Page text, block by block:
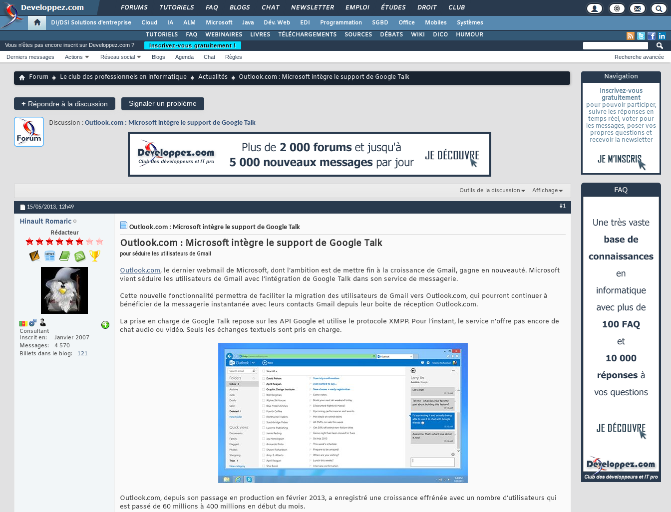
FORUMS TUTORIELS FAQ BLOGS CHAT NEWSLETTER EMPLOI ÉTUDES DROIT CLUB
DI/DSI Solutions d'entreprise Cloud IA ALM Microsoft Java Dév. Web EDI Programmation SGBD Office Mobiles
Systèmes
TUTORIELS
FAQ WEBINAIRES LIVRES TÉLÉCHARGEMENTS SOURCES DÉBATS WIKI DICO HUMOUR
Navigation
Inscrivez-vous
gratuitement
pour pouvoir participer,
suivre les réponses en
temps réel, voter pour
les messages, poser vos
propres questions et
recevoir la newsletter
Vous n'êtes pas encore inscrit sur Developpez.com ?
Inscrivez-vous gratuitement !
Derniers messages
Actions Réseau social Blogs Agenda Chat Règles Recherche avancée
Forum Le club des professionnels en informatique Actualités Outlook.com : Microsoft intègre le support de Google Talk
+ Répondre à la discussion Signaler un problème
Discussion : Outlook.com : Microsoft intègre le support de Google Talk
Outils de la discussion Affichage
15/05/2013, 12h49 #1
Hinault Romaric
Rédacteur
Consultant
Inscrit en
Janvier 2007
Messages
4 570
Billets dans le blog
121
Outlook.com : Microsoft intègre le support de Google Talk
Outlook.com : Microsoft intègre le support de Google Talk
pour séduire les utilisateurs de Gmail
Outlook.com, le dernier webmail de Microsoft, dont l’ambition est de mettre fin à la croissance de Gmail, gagne en nouveauté. Microsoft
vient séduire les utilisateurs de Gmail avec l’intégration de Google Talk dans son service de messagerie.
Cette nouvelle fonctionnalité permettra de faciliter la migration des utilisateurs de Gmail vers Outlook.com, qui pourront continuer à
bénéficier de la messagerie instantanée avec leurs contacts Gmail depuis leur boite de réception Outlook.com.
La prise en charge de Google Talk repose sur les API Google et utilise le protocole XMPP. Pour l’instant, le service n’offre pas encore de
chat audio ou vidéo. Seuls les échanges textuels sont pris en charge.
Outlook.com, depuis son passage en production en février 2013, a enregistré une croissance effrénée avec un nombre d’utilisateurs qui
est passé de 60 millions à 400 millions en début du mois.